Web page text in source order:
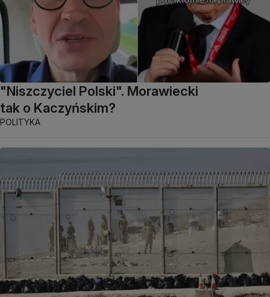
"Niszczyciel Polski". Morawiecki
tak o Kaczyńskim?
POLITYKA